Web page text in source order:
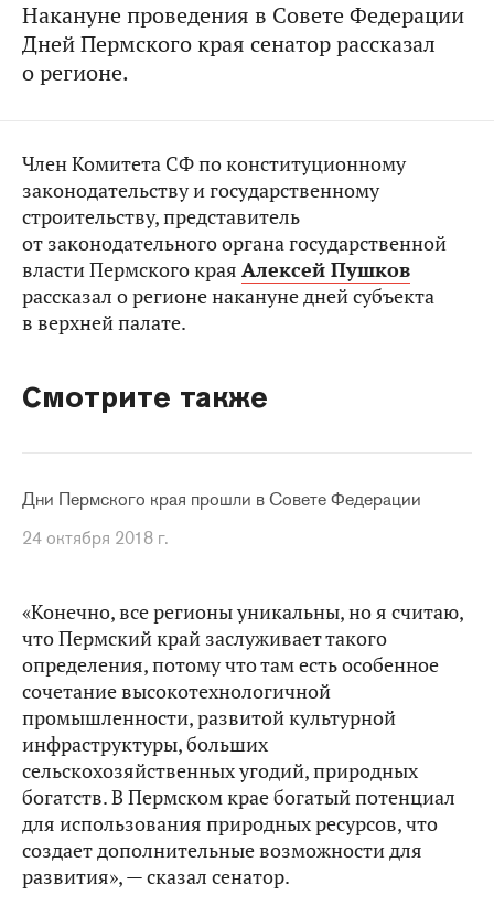
Накануне проведения в Совете Федерации
Дней Пермского края сенатор рассказал
о регионе.
Член Комитета СФ по конституционному
законодательству и государственному
строительству, представитель
от законодательного органа государственной
власти Пермского края Алексей Пушков
рассказал о регионе накануне дней субъекта
в верхней палате.
Смотрите также
Дни Пермского края прошли в Совете Федерации
24 октября 2018 г.
«Конечно, все регионы уникальны, но я считаю,
что Пермский край заслуживает такого
определения, потому что там есть особенное
сочетание высокотехнологичной
промышленности, развитой культурной
инфраструктуры, больших
сельскохозяйственных угодий, природных
богатств. В Пермском крае богатый потенциал
для использования природных ресурсов, что
создает дополнительные возможности для
развития», — сказал сенатор.